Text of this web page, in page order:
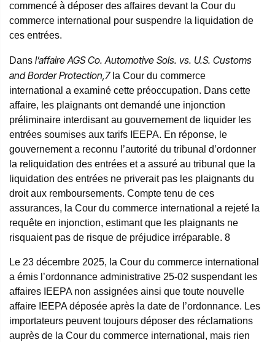
commencé à déposer des affaires devant la Cour du
commerce international pour suspendre la liquidation de
ces entrées.
Dans l’affaire AGS Co. Automotive Sols. vs. U.S. Customs
and Border Protection,7la Cour du commerce
international a examiné cette préoccupation. Dans cette
affaire, les plaignants ont demandé une injonction
préliminaire interdisant au gouvernement de liquider les
entrées soumises aux tarifs IEEPA. En réponse, le
gouvernement a reconnu l’autorité du tribunal d’ordonner
la reliquidation des entrées et a assuré au tribunal que la
liquidation des entrées ne priverait pas les plaignants du
droit aux remboursements. Compte tenu de ces
assurances, la Cour du commerce international a rejeté la
requête en injonction, estimant que les plaignants ne
risquaient pas de risque de préjudice irréparable. 8
Le 23 décembre 2025, la Cour du commerce international
a émis l’ordonnance administrative 25-02 suspendant les
affaires IEEPA non assignées ainsi que toute nouvelle
affaire IEEPA déposée après la date de l’ordonnance. Les
importateurs peuvent toujours déposer des réclamations
auprès de la Cour du commerce international, mais rien